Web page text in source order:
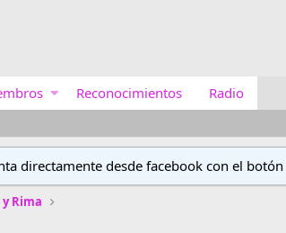
Reconocimientos Radio
directamente desde facebook con el
Rima